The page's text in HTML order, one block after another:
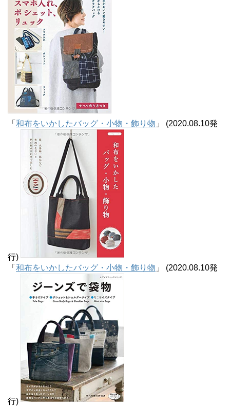
「 和布をいかしたバッグ・小物・飾り物 」 (2020.08.10発
行)
「 和布をいかしたバッグ・小物・飾り物 」 (2020.08.10発
行)